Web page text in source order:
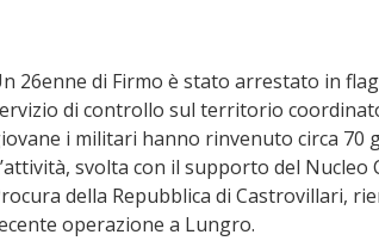
26enne di Firmo è stato arrestato in
di controllo sul territorio
i militari hanno rinvenuto circa 70
svolta con il supporto del
della Repubblica di Castrovillari,
operazione a Lungro.